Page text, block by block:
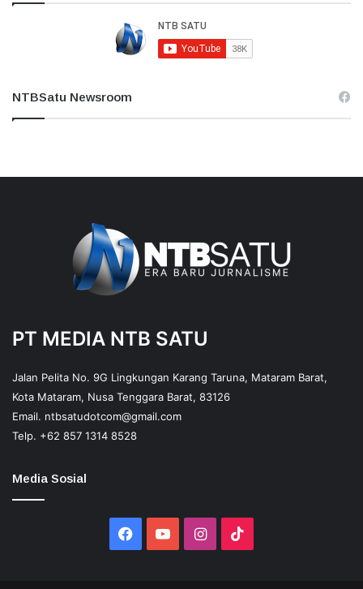
NTBSatu Newsroom
PT MEDIA NTB SATU
Jalan Pelita No. 9G Lingkungan Karang Taruna, Mataram Barat,
Kota Mataram, Nusa Tenggara Barat, 83126
Email. ntbsatudotcom@gmail.com
Telp. +62 857 1314 8528
Media Sosial
Facebook
YouTubeInstagram